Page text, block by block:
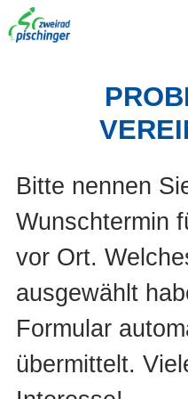
Bitte nennen
Wunschtermin
vor Ort.
ausgewählt
Formular
übermittelt.